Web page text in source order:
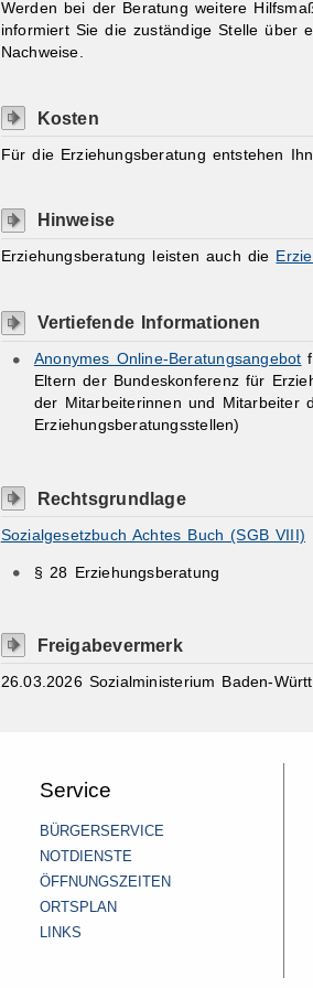
Werden bei der Beratung weitere
informiert Sie die zuständige Stelle über
Nachweise.
Kosten
Für die Erziehungsberatung entstehen
Hinweise
Erziehungsberatung leisten auch die
Vertiefende Informationen
Anonymes Online-Beratungsangebot
Eltern der Bundeskonferenz für
der Mitarbeiterinnen und Mitarbeiter
Erziehungsberatungsstellen)
Rechtsgrundlage
Sozialgesetzbuch Achtes Buch (SGB VIII)
§ 28 Erziehungsberatung
Freigabevermerk
26.03.2026 Sozialministerium Baden-
Service
BÜRGERSERVICE
NOTDIENSTE
ÖFFNUNGSZEITEN
ORTSPLAN
LINKS